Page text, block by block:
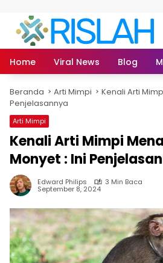
Home Viral News Blog
Beranda Arti Mimpi
Kenali Arti
Penjelasannya
Arti Mimpi
Kenali Arti Mimpi
Monyet : Ini
Edward Philips 3 Min Baca
September 8, 2024